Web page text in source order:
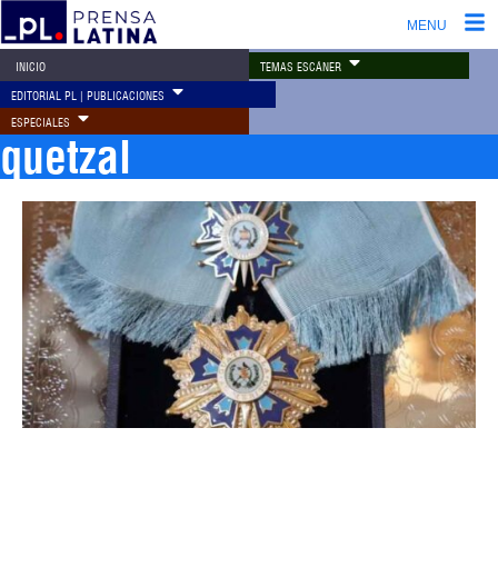
MENU
INICIO TEMAS ESCÁNER
EDITORIAL PL | PUBLICACIONES
ESPECIALES
quetzal